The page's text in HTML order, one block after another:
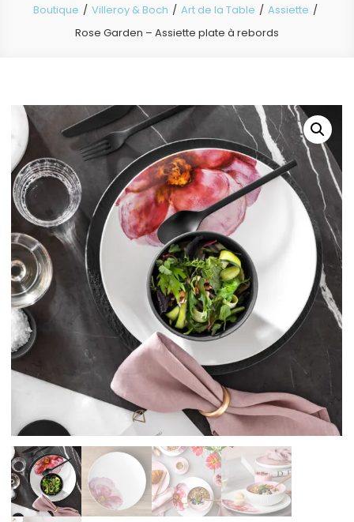
Boutique Villeroy & Boch Art de la Table
Assiette
Rose Garden – Assiette plate à rebords